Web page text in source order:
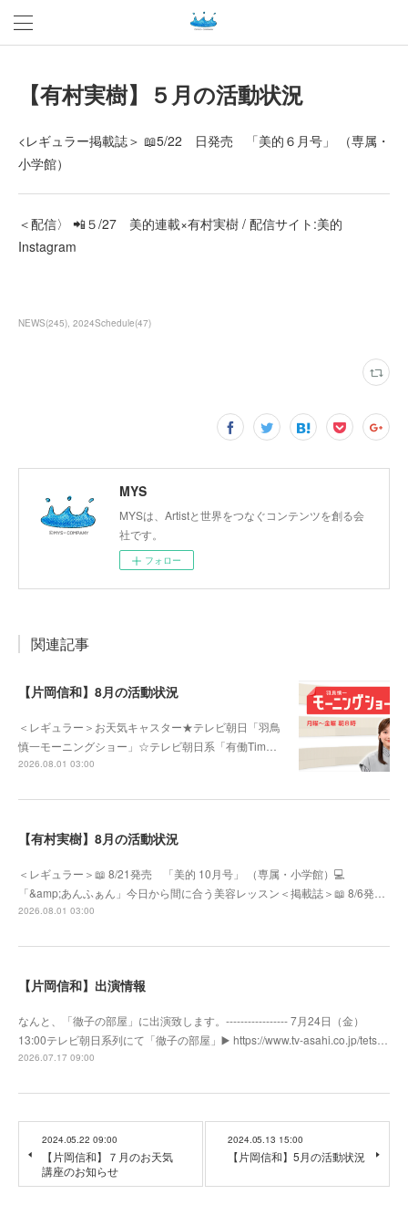
【有村実樹】５月の活動状況
<レギュラー掲載誌＞ 📖5/22 日発売 「美的６月号」 （専属・
小学館）
＜配信〉 📲５/27 美的連載×有村実樹 / 配信サイト:美的
Instagram
NEWS(245) 2024Schedule(47)
MYS
MYSは、Artistと世界をつなぐコンテンツを創る会
社です。
フォロー
関連記事
【片岡信和】8月の活動状況
＜レギュラー＞お天気キャスター★テレビ朝日「羽鳥
慎一モーニングショー」☆テレビ朝日系「有働Tim…
2026.08.01 03:00
【有村実樹】8月の活動状況
＜レギュラー＞📖 8/21発売 「美的 10月号」 （専属・小学館）💻
「&amp;あんふぁん」今日から間に合う美容レッスン＜掲載誌＞📖 8/6発…
2026.08.01 03:00
【片岡信和】出演情報
なんと、「徹子の部屋」に出演致します。----------------- 7月24日（金）
13:00テレビ朝日系列にて「徹子の部屋」▶️ https://www.tv-asahi.co.jp/tets…
2026.07.17 09:00
2024.05.22 09:00
【片岡信和】７月のお天気
講座のお知らせ
2024.05.13 15:00
【片岡信和】5月の活動状況